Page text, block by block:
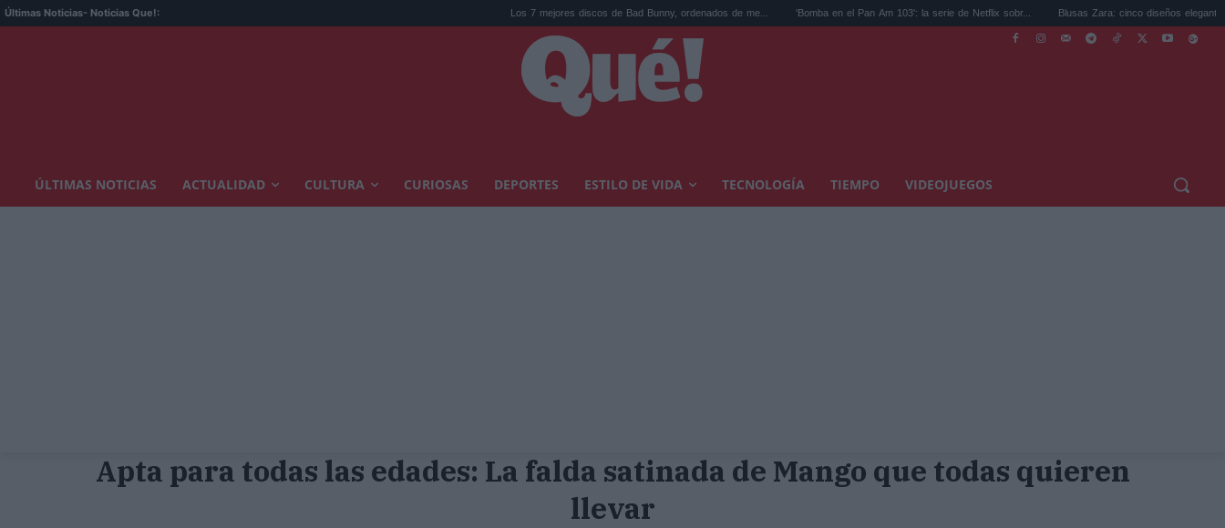
Últimas Noticias- Noticias Que!: Los 7 mejores discos de Bad Bunny, ordenados de me... 'Bomba en el Pan Am 103': la serie de Netflix sobr... Blusas Zara: cinco diseños elegantes y
ÚLTIMAS NOTICIAS ACTUALIDAD CULTURA CURIOSAS DEPORTES ESTILO DE VIDA TECNOLOGÍA TIEMPO VIDEOJUEGOS
Apta para todas las edades: La falda satinada de Mango que todas quieren
llevar